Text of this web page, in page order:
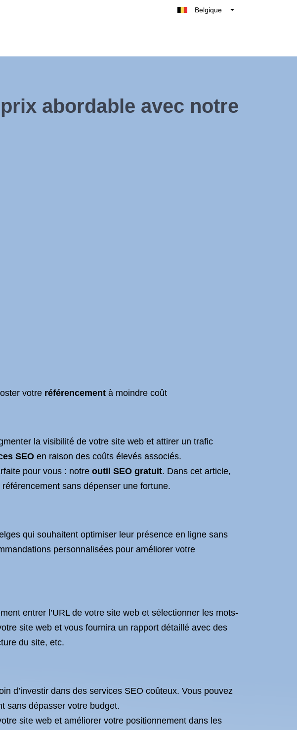
Belgique
France
España
abordable avec notre
votre référencement à moindre coût
la visibilité de votre site web et attirer un trafic
SEO en raison des coûts élevés associés.
pour vous : notre outil SEO gratuit. Dans cet article,
sans dépenser une fortune.
qui souhaitent optimiser leur présence en ligne sans
personnalisées pour améliorer votre
entrer l’URL de votre site web et sélectionner les mots-
site web et vous fournira un rapport détaillé avec des
du site, etc.
d’investir dans des services SEO coûteux. Vous pouvez
sans dépasser votre budget.
site web et améliorer votre positionnement dans les